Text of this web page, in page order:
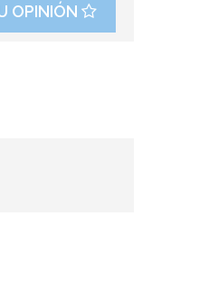
OPINIÓN